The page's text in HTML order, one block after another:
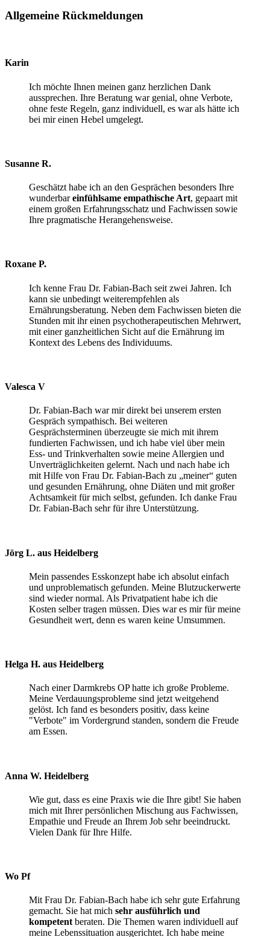
Allgemeine Rückmeldungen
Karin
Ich möchte Ihnen meinen ganz herzlichen Dank
aussprechen. Ihre Beratung war genial, ohne Verbote,
ohne feste Regeln, ganz individuell, es war als hätte ich
bei mir einen Hebel umgelegt.
Susanne R.
Geschätzt habe ich an den Gesprächen besonders Ihre
wunderbareinfühlsame empathische Art, gepaart mit
einem großen Erfahrungsschatz und Fachwissen sowie
Ihre pragmatische Herangehensweise.
Roxane P.
Ich kenne Frau Dr. Fabian-Bach seit zwei Jahren. Ich
kann sie unbedingt weiterempfehlen als
Ernährungsberatung. Neben dem Fachwissen bieten die
Stunden mit ihr einen psychotherapeutischen Mehrwert,
mit einer ganzheitlichen Sicht auf die Ernährung im
Kontext des Lebens des Individuums.
Valesca V
Dr. Fabian-Bach war mir direkt bei unserem ersten
Gespräch sympathisch. Bei weiteren
Gesprächsterminen überzeugte sie mich mit ihrem
fundierten Fachwissen, und ich habe viel über mein
Ess- und Trinkverhalten sowie meine Allergien und
Unverträglichkeiten gelernt. Nach und nach habe ich
mit Hilfe von Frau Dr. Fabian-Bach zu „meiner“ guten
und gesunden Ernährung, ohne Diäten und mit großer
Achtsamkeit für mich selbst, gefunden. Ich danke Frau
Dr. Fabian-Bach sehr für ihre Unterstützung.
Jörg L. aus Heidelberg
Mein passendes Esskonzept habe ich absolut einfach
und unproblematisch gefunden. Meine Blutzuckerwerte
sind wieder normal. Als Privatpatient habe ich die
Kosten selber tragen müssen. Dies war es mir für meine
Gesundheit wert, denn es waren keine Umsummen.
Helga H. aus Heidelberg
Nach einer Darmkrebs OP hatte ich große Probleme.
Meine Verdauungsprobleme sind jetzt weitgehend
gelöst. Ich fand es besonders positiv, dass keine
"Verbote" im Vordergrund standen, sondern die Freude
am Essen.
Anna W. Heidelberg
Wie gut, dass es eine Praxis wie die Ihre gibt! Sie haben
mich mit Ihrer persönlichen Mischung aus Fachwissen,
Empathie und Freude an Ihrem Job sehr beeindruckt.
Vielen Dank für Ihre Hilfe.
Wo Pf
Mit Frau Dr. Fabian-Bach habe ich sehr gute Erfahrung
gemacht. Sie hat mich sehr ausführlich und
kompetent beraten. Die Themen waren individuell auf
meine Lebenssituation ausgerichtet. Ich habe meine